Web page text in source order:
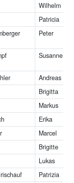
Wilhelm
Patricia
Peter
Susanne
Andreas
Brigitta
Markus
Erika
Marcel
Brigitte
Lukas
Patrizia